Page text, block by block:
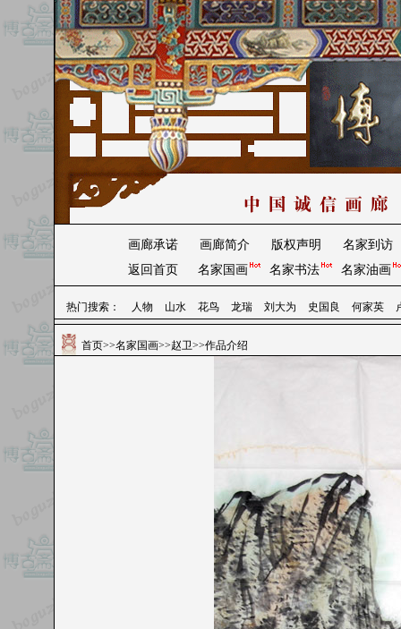
画廊承诺 画廊简介 版权声明
名家到访
返回首页
名家国画 名家书法 名家油画
热门搜索： 人物 山水 花鸟 龙瑞 刘大为 史国良 何家英
首页>>名家国画>>赵卫>>作品介绍